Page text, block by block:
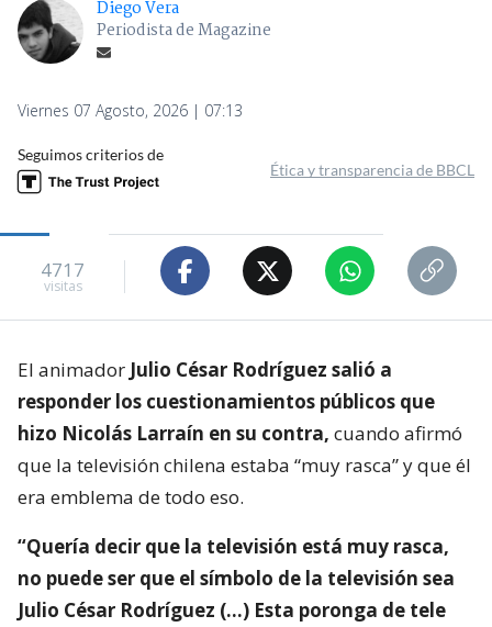
Diego Vera
Periodista de Magazine
Viernes 07 Agosto, 2026 | 07:13
Seguimos criterios de
Ética y transparencia de BBCL
4717
visitas
El animador Julio César Rodríguez salió a
responder los cuestionamientos públicos que
hizo Nicolás Larraín en su contra, cuando afirmó
que la televisión chilena estaba “muy rasca” y que él
era emblema de todo eso.
“Quería decir que la televisión está muy rasca,
no puede ser que el símbolo de la televisión sea
Julio César Rodríguez (…) Esta poronga de tele